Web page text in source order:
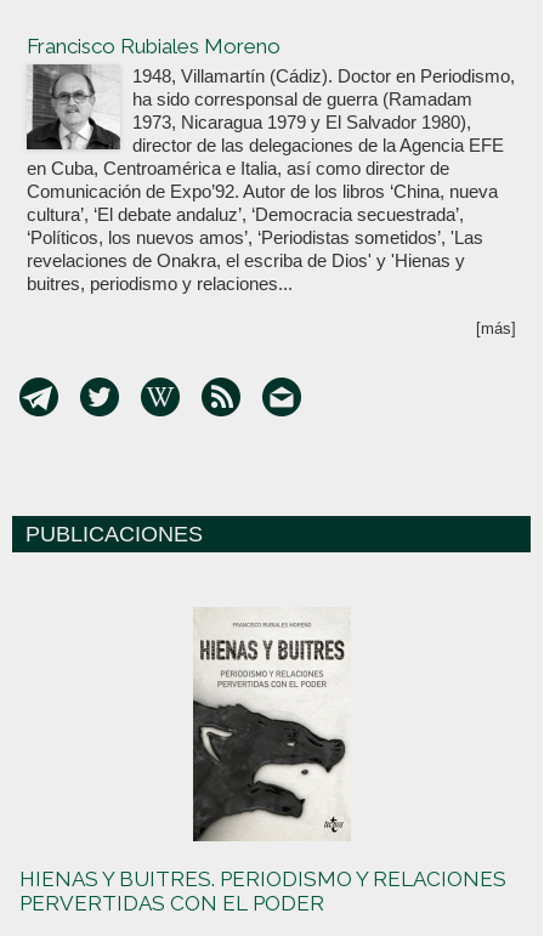
Francisco Rubiales Moreno
1948, Villamartín (Cádiz). Doctor en Periodismo,
ha sido corresponsal de guerra (Ramadam
1973, Nicaragua 1979 y El Salvador 1980),
director de las delegaciones de la Agencia EFE
en Cuba, Centroamérica e Italia, así como director de
Comunicación de Expo’92. Autor de los libros ‘China, nueva
cultura’, ‘El debate andaluz’, ‘Democracia secuestrada’,
‘Políticos, los nuevos amos’, ‘Periodistas sometidos’, 'Las
revelaciones de Onakra, el escriba de Dios' y 'Hienas y
buitres, periodismo y relaciones...
[más]
PUBLICACIONES
HIENAS Y BUITRES. PERIODISMO Y RELACIONES
PERVERTIDAS CON EL PODER